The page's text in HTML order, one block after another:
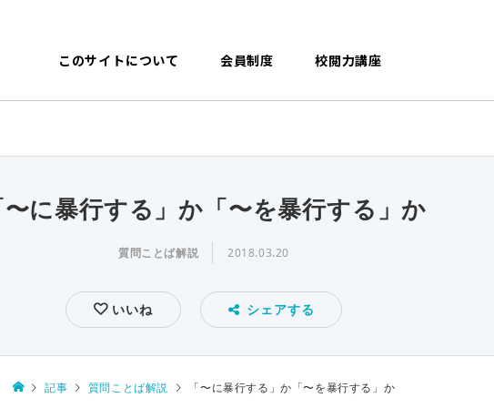
このサイトについて 会員制度 校閲力講座
に暴行する」か「〜を暴行する」か
質問ことば解説 2018.03.20
いいね シェアする
記事 質問ことば解説 「〜に暴行する」か「〜を暴行する」か